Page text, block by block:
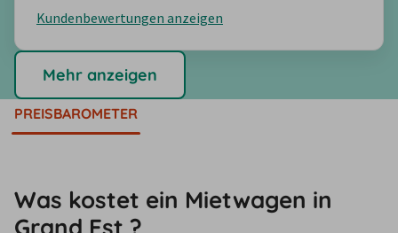
Kundenbewertungen anzeigen
Mehr anzeigen
PREISBAROMETER
Was kostet ein Mietwagen in